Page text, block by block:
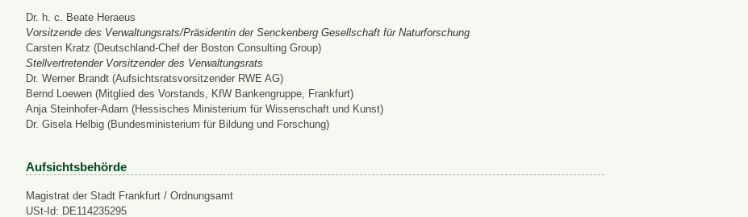
Dr. h. c. Beate Heraeus
Vorsitzende des Verwaltungsrats/Präsidentin der Senckenberg Gesellschaft für Naturforschung
Carsten Kratz (Deutschland-Chef der Boston Consulting Group)
Stellvertretender Vorsitzender des Verwaltungsrats
Dr. Werner Brandt (Aufsichtsratsvorsitzender RWE AG)
Bernd Loewen (Mitglied des Vorstands, KfW Bankengruppe, Frankfurt)
Anja Steinhofer-Adam (Hessisches Ministerium für Wissenschaft und Kunst)
Dr. Gisela Helbig (Bundesministerium für Bildung und Forschung)
Aufsichtsbehörde
Magistrat der Stadt Frankfurt / Ordnungsamt
USt-Id: DE114235295